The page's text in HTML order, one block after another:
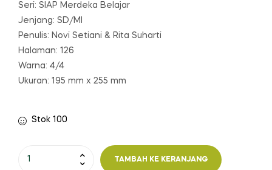
Seri: SIAP Merdeka Belajar
Jenjang: SD/MI
Penulis: Novi Setiani & Rita Suharti
Halaman: 126
Warna: 4/4
Ukuran: 195 mm x 255 mm
Stok 100
TAMBAH KE KERANJANG